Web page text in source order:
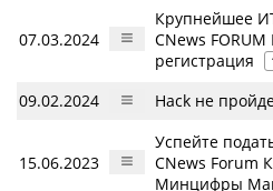
07.03.2024
Крупнейшее
CNews
регистрация
09.02.2024 Hack не
15.06.2023
Успейте
CNews Forum
Минцифры